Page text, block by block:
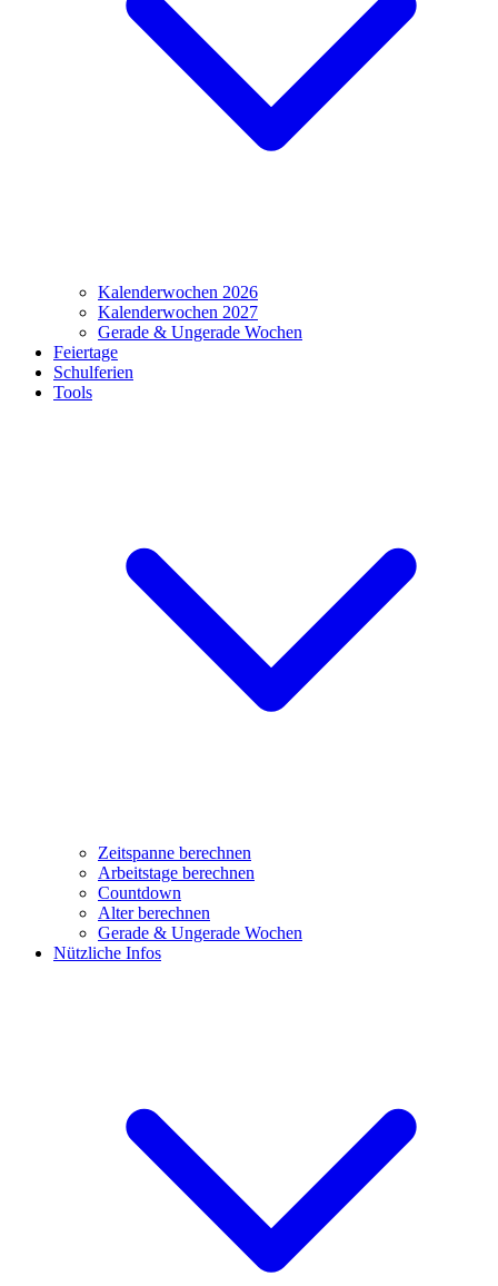
Kalenderwochen 2026
Kalenderwochen 2027
Gerade & Ungerade Wochen
Feiertage
Schulferien
Tools
Zeitspanne berechnen
Arbeitstage berechnen
Countdown
Alter berechnen
Gerade & Ungerade Wochen
Nützliche Infos